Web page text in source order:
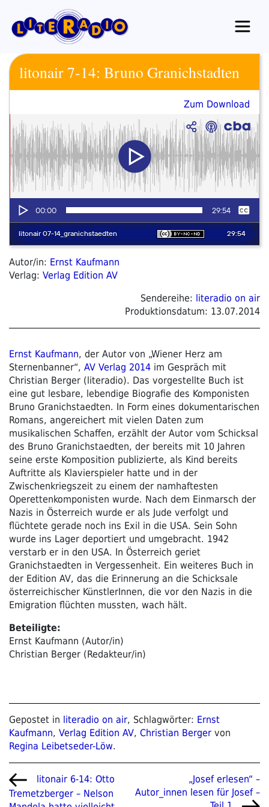
Inhalt
springen
litonair 7-14: Bruno Granichstadten
Zum Download
Autor/in: Ernst Kaufmann
Verlag: Verlag Edition AV
Sendereihe: literadio on air
Produktionsdatum: 13.07.2014
Ernst Kaufmann, der Autor von „Wiener Herz am
Sternenbanner“, AV Verlag 2014 im Gespräch mit
Christian Berger (literadio). Das vorgestellte Buch ist
eine gut lesbare, lebendige Biografie des Komponisten
Bruno Granichstaedten. In Form eines dokumentarischen
Romans, angereichert mit vielen Daten zum
musikalischen Schaffen, erzählt der Autor vom Schicksal
des Bruno Granichstaedten, der bereits mit 10 Jahren
seine erste Komposition publizierte, als Kind bereits
Auftritte als Klavierspieler hatte und in der
Zwischenkriegszeit zu einem der namhaftesten
Operettenkomponisten wurde. Nach dem Einmarsch der
Nazis in Österreich wurde er als Jude verfolgt und
flüchtete gerade noch ins Exil in die USA. Sein Sohn
wurde ins Lager deportiert und umgebracht. 1942
verstarb er in den USA. In Österreich geriet
Granichstaedten in Vergessenheit. Ein weiteres Buch in
der Edition AV, das die Erinnerung an die Schicksale
österreichischer KünstlerInnen, die vor den Nazis in die
Emigration flüchten mussten, wach hält.
Beteiligte:
Ernst Kaufmann (Autor/in)
Christian Berger (Redakteur/in)
Gepostet in literadio on air, Schlagwörter: Ernst
Kaufmann, Verlag Edition AV, Christian Berger von
Regina Leibetseder-Löw.
Beitragsnavigation
Vorheriger
Beitrag
litonair 6-14: Otto
Tremetzberger – Nelson
Nächster
Beitrag
„Josef erlesen“ –
Autor_innen lesen für Josef –